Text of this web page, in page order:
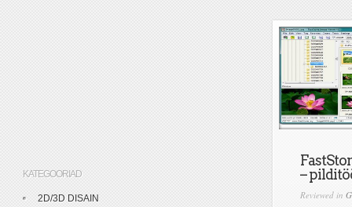
–
Reviewed in
KATEGOORIAD
2D/3D DISAIN